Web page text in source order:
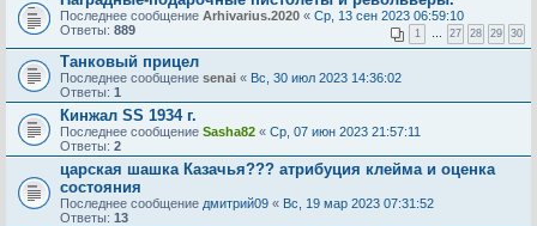
Последнее сообщение Arhivarius.2020 « Ср, 13 сен 2023 06:59:10
Ответы: 889 1 … 27 28 29 30
Танковый прицел
Последнее сообщение senai « Вс, 30 июл 2023 14:36:02
Ответы: 1
Кинжал SS 1934 г.
Последнее сообщение Sasha82 « Ср, 07 июн 2023 21:57:11
Ответы: 2
царская шашка Казачья??? атрибуция клейма и оценка
состояния
Последнее сообщение дмитрий09 « Вс, 19 мар 2023 07:31:52
Ответы: 13